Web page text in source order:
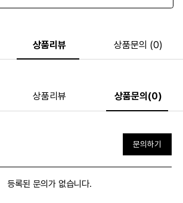
상품리뷰 상품문의 (0)
상품리뷰 상품문의(0)
문의하기
등록된 문의가 없습니다.